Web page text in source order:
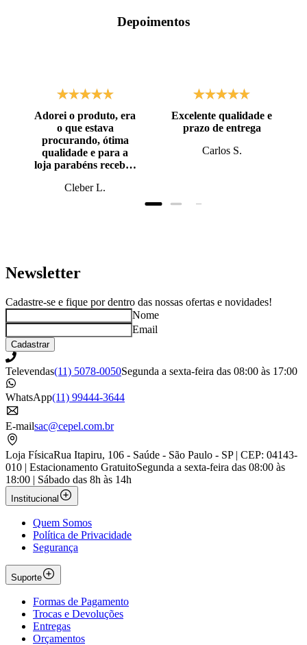
Depoimentos
Adorei o produto, era
o que estava
procurando, ótima
qualidade e para a
loja parabéns recebi o
prazo, super bem
Cleber L.
Excelente qualidade e
prazo de entrega
Carlos S.
Newsletter
Cadastre-se e fique por dentro das nossas ofertas e novidades!
Nome
Email
Cadastrar
Televendas(11) 5078-0050Segunda a sexta-feira das 08:00 às 17:00
WhatsApp(11) 99444-3644
E-mailsac@cepel.com.br
Loja FísicaRua Itapiru, 106 - Saúde - São Paulo - SP | CEP: 04143-
010 | Estacionamento GratuitoSegunda a sexta-feira das 08:00 às
18:00 | Sábado das 8h às 14h
Institucional
Quem Somos
Política de Privacidade
Segurança
Suporte
Formas de Pagamento
Trocas e Devoluções
Entregas
Orçamentos